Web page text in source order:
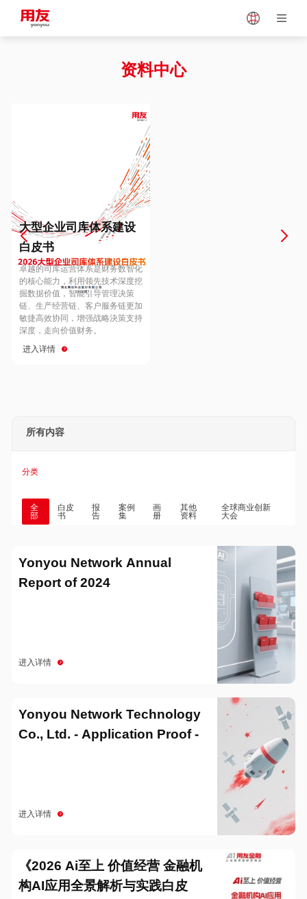
Vietnam
Europe
Hungary
Hong Kong
资料中心
大型企业司库体系建设
白皮书
卓越的司库运营体系是财务数智化
的核心能力，利用领先技术深度挖
掘数据价值，智能引导管理决策
链、生产经营链、客户服务链更加
敏捷高效协同，增强战略決策支持
深度，走向价值财务。
进入详情
所有内容
分类
全
部
白皮
书
报
告
案例
集
画
册
其他
资料
全球商业创新
大会
Yonyou Network Annual
Report of 2024
进入详情
Yonyou Network Technology
Co., Ltd. - Application Proof -
进入详情
《2026 Ai至上 价值经营 金融机
构AI应用全景解析与实践白皮